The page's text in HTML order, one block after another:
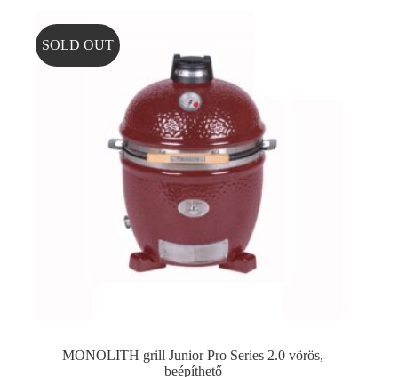
SOLD OUT
MONOLITH grill Junior Pro Series 2.0 vörös,
beépíthető